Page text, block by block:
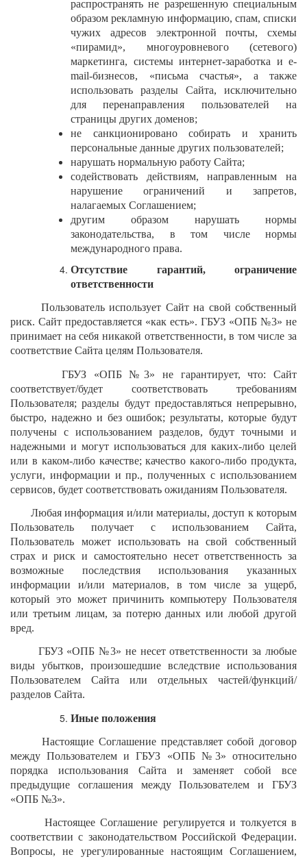
распространять не разрешенную специальным
образом рекламную информацию, спам, списки
чужих адресов электронной почты, схемы
«пирамид», многоуровневого (сетевого)
маркетинга, системы интернет-заработка и e-
mail-бизнесов, «письма счастья», а также
использовать разделы Сайта, исключительно
для перенаправления пользователей на
страницы других доменов;
не санкционировано собирать и хранить
персональные данные других пользователей;
нарушать нормальную работу Сайта;
содействовать действиям, направленным на
нарушение ограничений и запретов,
налагаемых Соглашением;
другим образом нарушать нормы
законодательства, в том числе нормы
международного права.
Отсутствие гарантий, ограничение
ответственности
Пользователь использует Сайт на свой собственный
риск. Сайт предоставляется «как есть». ГБУЗ «ОПБ №3» не
принимает на себя никакой ответственности, в том числе за
соответствие Сайта целям Пользователя.
ГБУЗ «ОПБ №3» не гарантирует, что: Сайт
соответствует/будет соответствовать требованиям
Пользователя; разделы будут предоставляться непрерывно,
быстро, надежно и без ошибок; результаты, которые будут
получены с использованием разделов, будут точными и
надежными и могут использоваться для каких-либо целей
или в каком-либо качестве; качество какого-либо продукта,
услуги, информации и пр., полученных с использованием
сервисов, будет соответствовать ожиданиям Пользователя.
Любая информация и/или материалы, доступ к которым
Пользователь получает с использованием Сайта,
Пользователь может использовать на свой собственный
страх и риск и самостоятельно несет ответственность за
возможные последствия использования указанных
информации и/или материалов, в том числе за ущерб,
который это может причинить компьютеру Пользователя
или третьим лицам, за потерю данных или любой другой
вред.
ГБУЗ «ОПБ №3» не несет ответственности за любые
виды убытков, произошедшие вследствие использования
Пользователем Сайта или отдельных частей/функций/
разделов Сайта.
Иные положения
Настоящие Соглашение представляет собой договор
между Пользователем и ГБУЗ «ОПБ №3» относительно
порядка использования Сайта и заменяет собой все
предыдущие соглашения между Пользователем и ГБУЗ
«ОПБ №3».
Настоящее Соглашение регулируется и толкуется в
соответствии с законодательством Российской Федерации.
Вопросы, не урегулированные настоящим Соглашением,